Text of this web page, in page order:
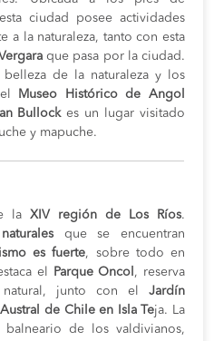
ciudad posee actividades
a la naturaleza, tanto con esta
que pasa por la ciudad.
de la naturaleza y los
Museo Histórico de Angol
Bullockes un lugar visitado
y mapuche.
la XIV región de Los Ríos.
que se encuentran
es fuerte, sobre todo en
el
Parque Oncol , reserva
junto con el Jardín
de Chile en Isla Teja. La
de los valdivianos,